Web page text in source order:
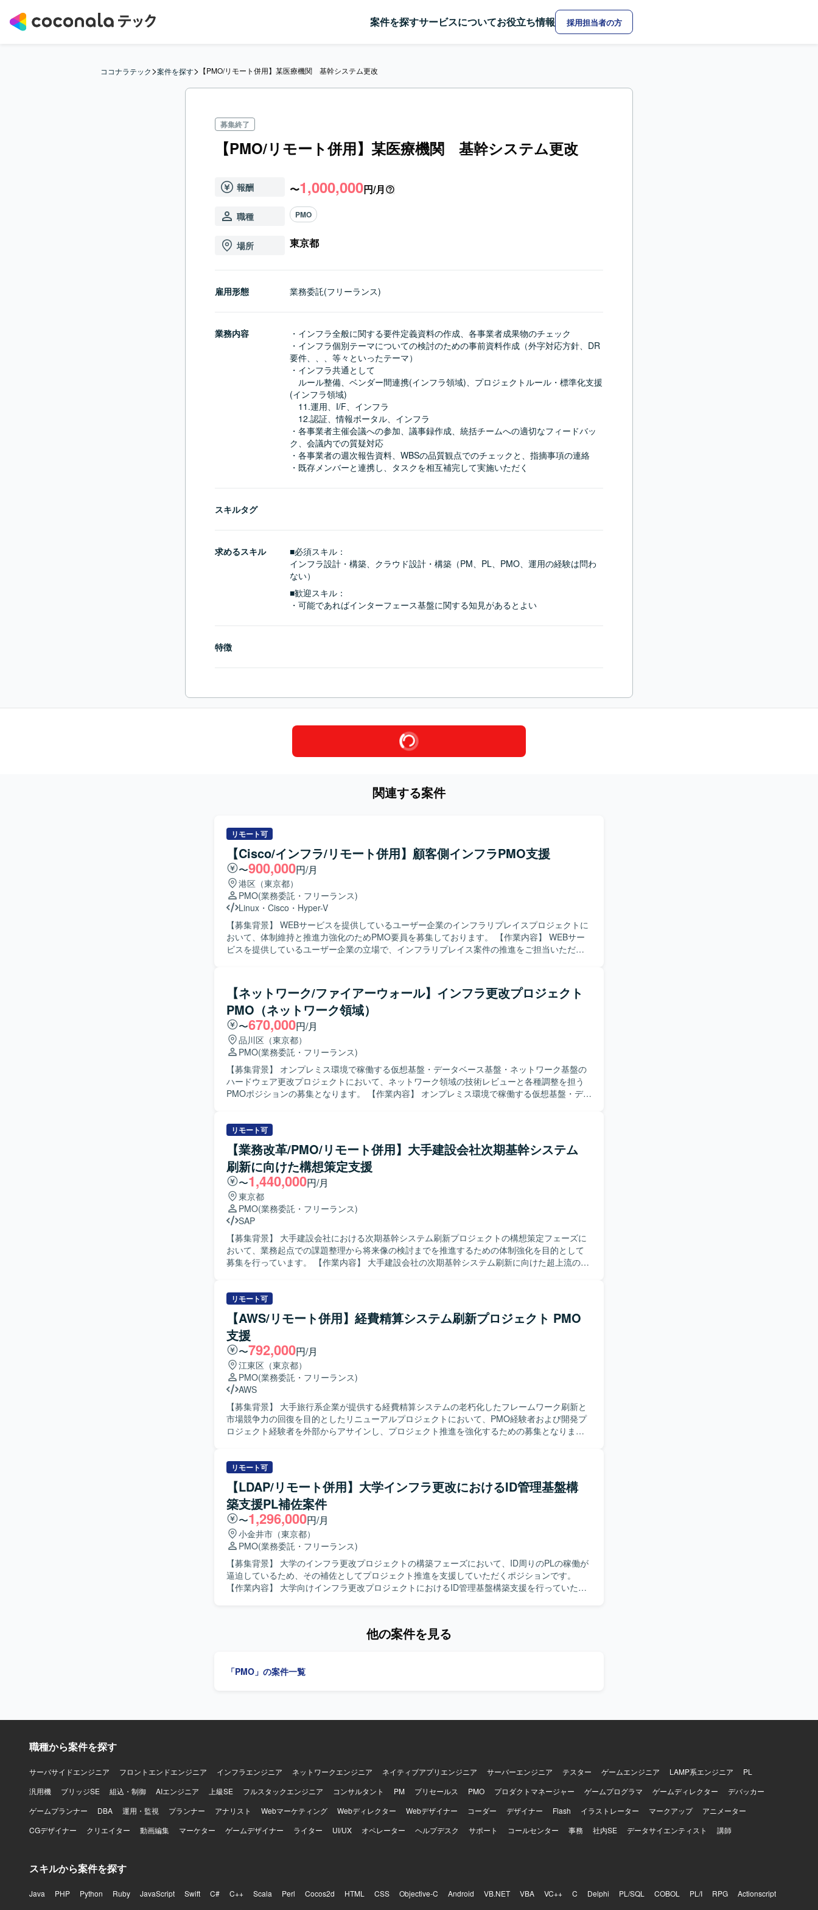
案件を探すサービスについてお役立ち情報 採用担当者の方
ココナラテック>案件を探す> 【PMO/リモート併用】某医療機関　基幹システム更改
募集終了
【PMO/リモート併用】某医療機関 基幹システム更改
報酬 〜1,000,000円/月
職種 PMO
場所 東京都
雇用形態 業務委託(フリーランス)
業務内容
・インフラ全般に関する要件定義資料の作成、各事業者成果物のチェック
・インフラ個別テーマについての検討のための事前資料作成（外字対応方針、DR
要件、、、等々といったテーマ）
・インフラ共通として
ルール整備、ベンダー間連携(インフラ領域)、プロジェクトルール・標準化支援
(インフラ領域)
11.運用、I/F、インフラ
12.認証、情報ポータル、インフラ
・各事業者主催会議への参加、議事録作成、統括チームへの適切なフィードバッ
ク、会議内での質疑対応
・各事業者の週次報告資料、WBSの品質観点でのチェックと、指摘事項の連絡
・既存メンバーと連携し、タスクを相互補完して実施いただく
スキルタグ
求めるスキル
■必須スキル：
インフラ設計・構築、クラウド設計・構築（PM、PL、PMO、運用の経験は問わ
ない）
■歓迎スキル：
・可能であればインターフェース基盤に関する知見があるとよい
特徴
関連する案件
リモート可
【Cisco/インフラ/リモート併用】顧客側インフラPMO支援
〜900,000円/月
港区（東京都）
PMO(業務委託・フリーランス)
Linux ・ Cisco ・ Hyper-V
【募集背景】 WEBサービスを提供しているユーザー企業のインフラリプレイスプロジェクトに
おいて、体制維持と推進力強化のためPMO要員を募集しております。 【作業内容】 WEBサー
ビスを提供しているユーザー企業の立場で、インフラリプレイス案件の推進をご担当いただき
要となるドキュメントの作成をご担当いただきます。 【求める人物像】 インフラ領域の知見を
活かしながら、関係者とコミュニケーションを取りプロジェクトを主体的に推進していただけ
る方を求めております。 ベンダーとの折衝や成果物レビューにおいて、論理的かつ丁寧に対応
できる方を歓迎いたします。 【ポジションの魅力】 ユーザー企業の立場でインフラリプレイス
プロジェクト全体に関わることができ、上流工程から一連のプロセスに携わることができま
す。 サーバーおよびネットワークに関する知見を活かしつつ、PMOとしてマネジメントスキル
を高めていただける環境です。 【開発環境】 サーバーとしてWindows Serverおよび
Linux（RHEL）を利用しており、仮想化基盤上でのインフラ環境を前提としたプロジェクトと
なっております。
【ネットワーク/ファイアーウォール】インフラ更改プロジェクト
PMO（ネットワーク領域）
〜670,000円/月
品川区（東京都）
PMO(業務委託・フリーランス)
【募集背景】 オンプレミス環境で稼働する仮想基盤・データベース基盤・ネットワーク基盤の
ハードウェア更改プロジェクトにおいて、ネットワーク領域の技術レビューと各種調整を担う
PMOポジションの募集となります。 【作業内容】 オンプレミス環境で稼働する仮想基盤・デー
術レビューや各種調整を中心にプロジェクト推進をご担当いただきます。 主な業務は、ベンダ
ー作成の設計書レビュー、海外本社との設計確認・質疑応答、ファイアウォールのルール申
請・調整、検証計画レビュー・検証支援、ネットワーク課題の整理と対応方針の検討、タス
ク・スケジュール・課題管理およびベンダー・関係者との調整、軽微なネットワーク運用対
応、インシデント一次対応とベンダー連携、データセンター作業時の入館申請・立会い・進行
支援などとなります。 【求める人物像】 ネットワーク設計・構築経験を活かしつつ、関係者と
主体的にコミュニケーションを取りながらプロジェクトを推進できる方を求めております。 ベ
ンダー成果物のレビューや課題整理を粘り強く行い、関係各所と協調しながら合意形成を図っ
ていただける方が望ましいです。 【ポジションの魅力】 大規模なインフラ更改プロジェクトに
おいて、ネットワーク領域の中核メンバーとして技術レビューとPMO業務を一体的に経験でき
るポジションです。 海外本社や複数ベンダーとの協業を通じて、グローバル環境でのコミュニ
ケーションや調整スキル、ネットワーク更改プロジェクトにおける上流から運用までの一連の
となります。
リモート可
【業務改革/PMO/リモート併用】大手建設会社次期基幹システム
刷新に向けた構想策定支援
〜1,440,000円/月
東京都
PMO(業務委託・フリーランス)
SAP
【募集背景】 大手建設会社における次期基幹システム刷新プロジェクトの構想策定フェーズに
おいて、業務起点での課題整理から将来像の検討までを推進するための体制強化を目的として
募集を行っています。 【作業内容】 大手建設会社の次期基幹システム刷新に向けた超上流の構
フロー作成、業務課題の抽出・整理および将来業務(To-Be)の検討・改善提案を行っていただき
ます。また、業務整理手法の標準化、各種資料作成、会議ファシリテーションを担当いただき
ます。さらに、プロジェクト全体の進捗管理・課題管理を行い、PM/PMOとしてのプロジェク
ト推進を担っていただきます。期間としては、計画策定フェーズとヒアリング・業務整理・フ
ロー作成フェーズに分かれて進行する想定です。 【求める人物像】 建設業界の業務を理解し、
原価管理、調達、工事管理などいずれかの領域での業務知見をお持ちの方を求めています。業
務改革コンサルやPMOとして、As-Is/To-Be業務フロー作成とユーザヒアリングの実務経験があ
る方が望ましいです。事業会社出身でPMOや業務整理の経験があり、現場ヒアリングと業務理
解の地力をお持ちの方も歓迎します。 【ポジションの魅力】 システムありきではなく業務起点
で課題整理から将来像の検討までを行うため、コンサルとしての価値を発揮しやすいポジショ
ンです。構想策定という超上流工程から関わることができ、建設業界における基幹システム刷
新の全体像を見渡しながら業務改革に深く関与していただけます。マネージャークラスとメン
しない形でプロジェクトを推進していただきます。
リモート可
【AWS/リモート併用】経費精算システム刷新プロジェクト PMO
支援
〜792,000円/月
江東区（東京都）
PMO(業務委託・フリーランス)
AWS
【募集背景】 大手旅行系企業が提供する経費精算システムの老朽化したフレームワーク刷新と
市場競争力の回復を目的としたリニューアルプロジェクトにおいて、PMO経験者および開発プ
ロジェクト経験者を外部からアサインし、プロジェクト推進を強化するための募集となりま
トロールを実施していただきます。開発工程からテスト工程までの推進支援を行い、完成後の
移行計画策定を支援していただきます。また、先方PMO担当者へのPMO業務の伴走および育成
支援も担っていただきます。 【求める人物像】 業務要件と非機能要件の双方を理解し、スケジ
ュールや体制、開発規模の妥当性を判断できる方を求めています。要件定義の内容や事業部か
らの要望を的確に整理し、全体構想としてまとめられる方が望ましいです。答えが明確でない
打ち合わせの場面でも論点を整理し、関係者と円滑にコミュニケーションを取りながら方向性
を見出せる方にご活躍いただきます。先方PMO担当者のスキルアップを意識しつつ伴走し、プ
ロジェクト全体を俯瞰して自ら考え主体的に推進できる方を歓迎します。 【ポジションの魅
力】 大手企業の基幹的な経費精算システム刷新プロジェクトにPMOとして参画し、業務要件チ
ームと非機能要件チームの両方を横断的にリードできるポジションです。プロジェクト推進だ
けでなく、PMO体制や進め方の設計、ベンダーへの指摘や調整など、上流から全体を見渡した
り、老朽化したフレームワークからの刷新を予定しており、一部でAWSを利用したサービス・
システムの活用が想定されています。
リモート可
【LDAP/リモート併用】大学インフラ更改におけるID管理基盤構
築支援PL補佐案件
〜1,296,000円/月
小金井市（東京都）
PMO(業務委託・フリーランス)
【募集背景】 大学のインフラ更改プロジェクトの構築フェーズにおいて、ID周りのPLの稼働が
逼迫しているため、その補佐としてプロジェクト推進を支援していただくポジションです。
【作業内容】 大学向けインフラ更改プロジェクトにおけるID管理基盤構築支援を行っていただ
的に課題解決に取り組んでいただきます。各種ドキュメント作成、レビュー、会議対応を行っ
きる方を求めています。顧客やベンダーとのコミュニケーションを円滑に行い、厳しいスケジ
ズに深く関わることができます。LDAPを中心としたID管理基盤の知見を活かしつつ、顧客・ベ
ID などのディレクトリサービスや認証連携技術を扱う環境です。
他の案件を見る
「PMO」の案件一覧
職種から案件を探す
サーバサイドエンジニア フロントエンドエンジニア インフラエンジニア ネットワークエンジニア ネイティブアプリエンジニア サーバーエンジニア テスター ゲームエンジニア LAMP系エンジニア
PL
汎用機
ブリッジSE 組込・制御 AIエンジニア 上級SE フルスタックエンジニア コンサルタント PM プリセールス PMO プロダクトマネージャー ゲームプログラマ ゲームディレクター
デバッカー
ゲームプランナー
DBA 運用・監視 プランナー アナリスト Webマーケティング Webディレクター Webデザイナー コーダー デザイナー Flash イラストレーター マークアップ
アニメーター
CGデザイナー
クリエイター 動画編集 マーケター ゲームデザイナー ライター UI/UX オペレーター ヘルプデスク サポート コールセンター 事務 社内SE データサイエンティスト 講師
スキルから案件を探す
Java PHP Python Ruby JavaScript Swift C# C++ Scala Perl Cocos2d HTML CSS Objective-C Android VB.NET VBA VC++ C Delphi PL/SQL COBOL PL/I RPG
Actionscript